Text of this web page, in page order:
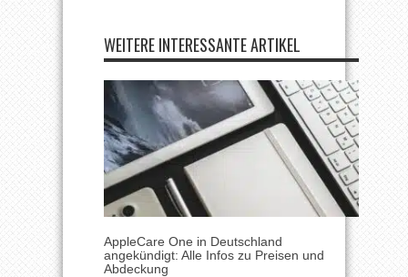
WEITERE INTERESSANTE ARTIKEL
AppleCare One in Deutschland
angekündigt: Alle Infos zu Preisen und
Abdeckung